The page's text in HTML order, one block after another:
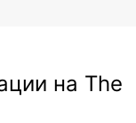
на The